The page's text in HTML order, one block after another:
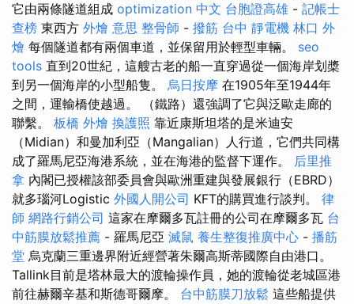
它由兩條隧道組成 optimization 中文 台胞證高雄 - 記帳士
查榜 東西方 外燴 意思 整骨師 - 撥筋 台中 靜電機 林口 外
燴 每個隧道都有兩個車道，並保留用於輕型車輛。 seo
tools 直到20世紀，這艘古老的船一直穿過從一個海岸划槳
到另一個海岸的小型船隻。 烏日按摩 在1905年至1944年
之間，運輸橋使越過。 （鐵路）還強調了它與泛歐走廊的
聯繫。 板橋 外燴 換護照 靠近康斯坦塔的是米迪安
（Midian）和曼加利亞（Mangalian）人行道，它們共同構
成了羅馬尼亞海港系統，並在海港的監督下運作。 后里推
拿 內閣已授權該部委員會與歐洲重建與發展銀行（EBRD）
就多瑙河Logistic 外國人開公司 KFT的購買進行談判。 律
師 網路行銷公司 這家在摩爾多瓦註冊的公司在摩爾多瓦 台
中筋膜放鬆推薦 - 羅馬尼亞 滅鼠 養生整復推廣中心 - 播筋
堂 烏克蘭三重邊界附近經營著朱爾高斯蒂國際自由港口。
Tallink目前是塔林最大的渡輪操作員，她的渡輪從老城區港
前往赫爾辛基和斯德哥爾摩。 台中筋膜刀放鬆 這些船提供